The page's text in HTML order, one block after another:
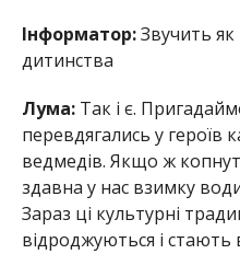
Інформатор:Звучить
дитинства
Лума:Так і є.
перевдягались у героїв
ведмедів. Якщо ж
здавна у нас взимку
Зараз ці культурні
відроджуються і